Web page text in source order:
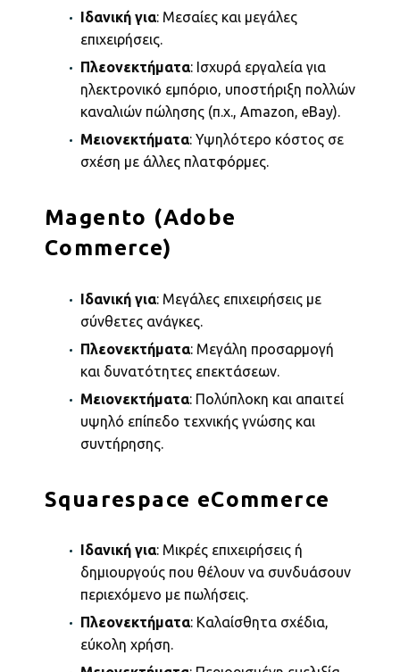
Ιδανική για: Μεσαίες και μεγάλες
επιχειρήσεις.
Πλεονεκτήματα: Ισχυρά εργαλεία για
ηλεκτρονικό εμπόριο, υποστήριξη πολλών
καναλιών πώλησης (π.χ., Amazon, eBay).
Μειονεκτήματα: Υψηλότερο κόστος σε
σχέση με άλλες πλατφόρμες.
Magento (Adobe
Commerce)
Ιδανική για: Μεγάλες επιχειρήσεις με
σύνθετες ανάγκες.
Πλεονεκτήματα: Μεγάλη προσαρμογή
και δυνατότητες επεκτάσεων.
Μειονεκτήματα: Πολύπλοκη και απαιτεί
υψηλό επίπεδο τεχνικής γνώσης και
συντήρησης.
Squarespace eCommerce
Ιδανική για: Μικρές επιχειρήσεις ή
δημιουργούς που θέλουν να συνδυάσουν
περιεχόμενο με πωλήσεις.
Πλεονεκτήματα: Καλαίσθητα σχέδια,
εύκολη χρήση.